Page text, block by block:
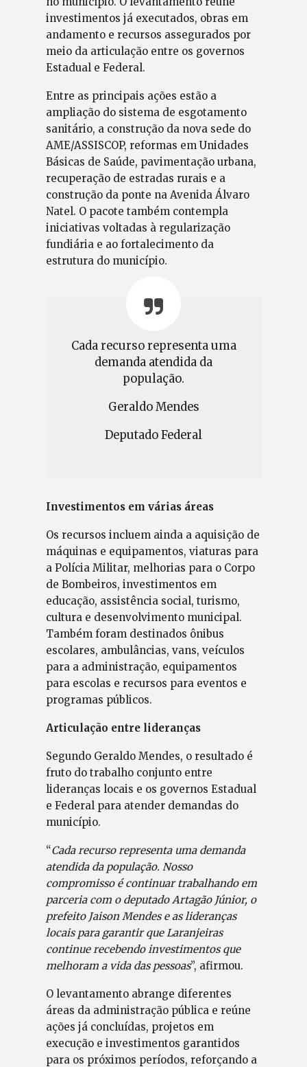
investimentos já executados, obras em
andamento e recursos assegurados por
meio da articulação entre os governos
Estadual e Federal.
Entre as principais ações estão a
ampliação do sistema de esgotamento
sanitário, a construção da nova sede do
AME/ASSISCOP, reformas em Unidades
Básicas de Saúde, pavimentação urbana,
recuperação de estradas rurais e a
construção da ponte na Avenida Álvaro
Natel. O pacote também contempla
iniciativas voltadas à regularização
fundiária e ao fortalecimento da
estrutura do município.
Cada recurso representa uma
demanda atendida da
população.
Geraldo Mendes
Deputado Federal
Investimentos em várias áreas
Os recursos incluem ainda a aquisição de
máquinas e equipamentos, viaturas para
a Polícia Militar, melhorias para o Corpo
de Bombeiros, investimentos em
educação, assistência social, turismo,
cultura e desenvolvimento municipal.
Também foram destinados ônibus
escolares, ambulâncias, vans, veículos
para a administração, equipamentos
para escolas e recursos para eventos e
programas públicos.
Articulação entre lideranças
Segundo Geraldo Mendes, o resultado é
fruto do trabalho conjunto entre
lideranças locais e os governos Estadual
e Federal para atender demandas do
município.
“Cada recurso representa uma demanda
atendida da população. Nosso
compromisso é continuar trabalhando em
parceria com o deputado Artagão Júnior, o
prefeito Jaison Mendes e as lideranças
locais para garantir que Laranjeiras
continue recebendo investimentos que
melhoram a vida das pessoas”, afirmou.
O levantamento abrange diferentes
áreas da administração pública e reúne
ações já concluídas, projetos em
execução e investimentos garantidos
para os próximos períodos, reforçando a